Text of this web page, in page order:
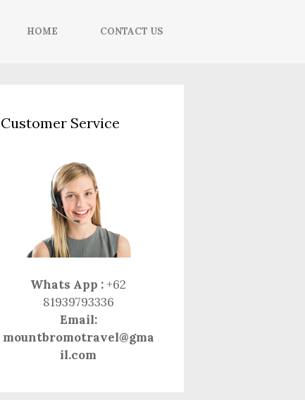
HOME CONTACT US
Customer Service
Whats App :+62
81939793336
Email:
mountbromotravel@gma
il.com